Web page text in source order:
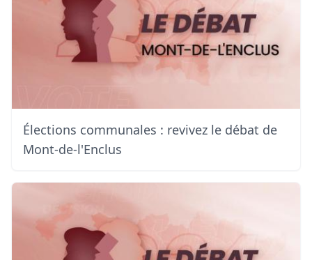
Élections communales : revivez le débat de
Mont-de-l'Enclus